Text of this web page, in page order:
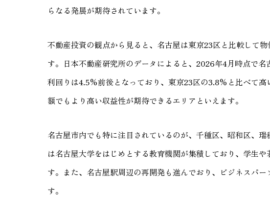
らなる発展が期待されています。
不動産投資の観点から見ると、名古屋は東京23区と比較して
す。日本不動産研究所のデータによると、2026年4月時点で
利回りは4.5%前後となっており、東京23区の3.8%と比べて
額でもより高い収益性が期待できるエリアといえます。
名古屋市内でも特に注目されているのが、千種区、昭和区、
は名古屋大学をはじめとする教育機関が集積しており、学生
す。また、名古屋駅周辺の再開発も進んでおり、ビジネスパ
す。